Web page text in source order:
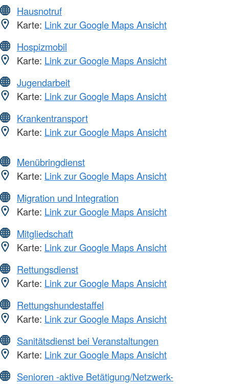
Hausnotruf
Karte: Link zur Google Maps Ansicht
Hospizmobil
Karte: Link zur Google Maps Ansicht
Jugendarbeit
Karte: Link zur Google Maps Ansicht
Krankentransport
Karte: Link zur Google Maps Ansicht
Menübringdienst
Karte: Link zur Google Maps Ansicht
Migration und Integration
Karte: Link zur Google Maps Ansicht
Mitgliedschaft
Karte: Link zur Google Maps Ansicht
Rettungsdienst
Karte: Link zur Google Maps Ansicht
Rettungshundestaffel
Karte: Link zur Google Maps Ansicht
Sanitätsdienst bei Veranstaltungen
Karte: Link zur Google Maps Ansicht
Senioren -aktive Betätigung/Netzwerk-